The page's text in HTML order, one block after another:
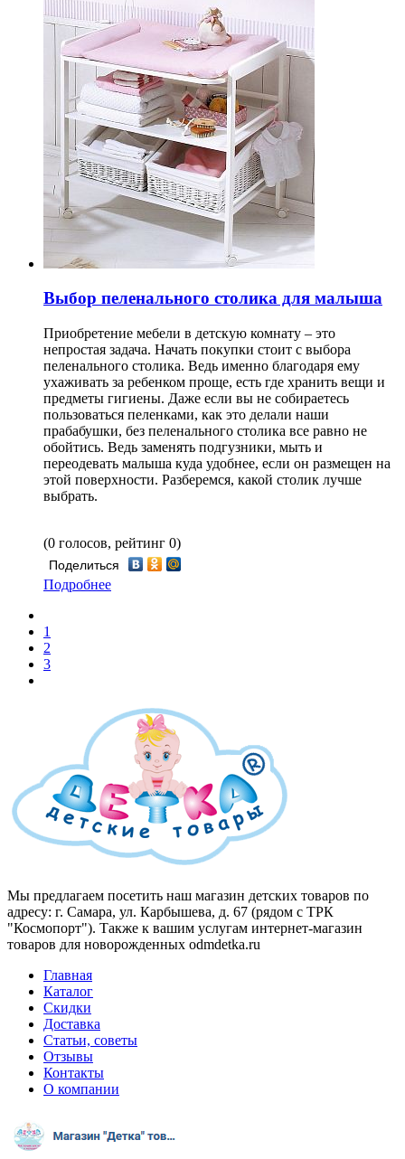
Выбор пеленального столика для малыша
Приобретение мебели в детскую комнату – это
непростая задача. Начать покупки стоит с выбора
пеленального столика. Ведь именно благодаря ему
ухаживать за ребенком проще, есть где хранить вещи и
предметы гигиены. Даже если вы не собираетесь
пользоваться пеленками, как это делали наши
прабабушки, без пеленального столика все равно не
обойтись. Ведь заменять подгузники, мыть и
переодевать малыша куда удобнее, если он размещен на
этой поверхности. Разберемся, какой столик лучше
выбрать.
(0 голосов, рейтинг 0)
Поделиться
Подробнее
1
2
3
Мы предлагаем посетить наш магазин детских товаров по
адресу: г. Самара, ул. Карбышева, д. 67 (рядом с ТРК
"Космопорт"). Также к вашим услугам интернет-магазин
товаров для новорожденных odmdetka.ru
Главная
Каталог
Скидки
Доставка
Статьи, советы
Отзывы
Контакты
О компании